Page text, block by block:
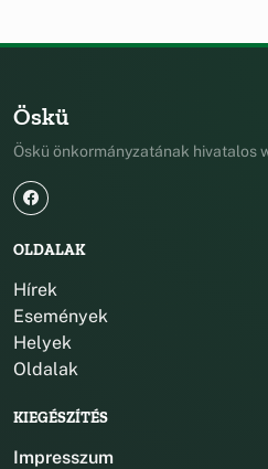
Öskü
Öskü önkormányzatának hivatalos
OLDALAK
Hírek
Események
Helyek
Oldalak
KIEGÉSZÍTÉS
Impresszum